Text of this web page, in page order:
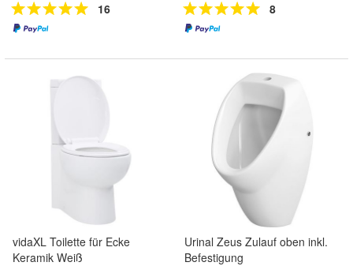
16 8
vidaXL Toilette für Ecke
Keramik Weiß
Urinal Zeus Zulauf oben inkl.
Befestigung